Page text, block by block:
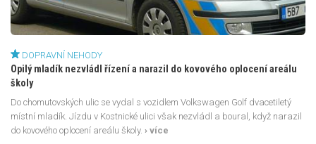
DOPRAVNÍ NEHODY
Opilý mladík nezvládl řízení a narazil do kovového oplocení areálu
školy
Do chomutovských ulic se vydal s vozidlem Volkswagen Golf dvacetiletý
místní mladík. Jízdu v Kostnické ulici však nezvládl a boural, když narazil
do kovového oplocení areálu školy. › více